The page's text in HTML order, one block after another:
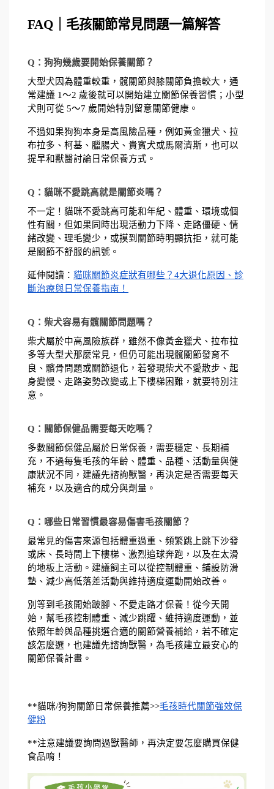
FAQ｜毛孩關節常見問題一篇解答
Q：狗狗幾歲要開始保養關節？
大型犬因為體重較重，髖關節與膝關節負擔較大，通
常建議 1～2 歲後就可以開始建立關節保養習慣；小型
犬則可從 5～7 歲開始特別留意關節健康。
不過如果狗狗本身是高風險品種，例如黃金獵犬、拉
布拉多、柯基、臘腸犬、貴賓犬或馬爾濟斯，也可以
提早和獸醫討論日常保養方式。
Q：貓咪不愛跳高就是關節炎嗎？
不一定！貓咪不愛跳高可能和年紀、體重、環境或個
性有關，但如果同時出現活動力下降、走路僵硬、情
緒改變、理毛變少，或摸到關節時明顯抗拒，就可能
是關節不舒服的訊號。
延伸閱讀： 貓咪關節炎症狀有哪些？4大退化原因、診
斷治療與日常保養指南！
Q：柴犬容易有髖關節問題嗎？
柴犬屬於中高風險族群，雖然不像黃金獵犬、拉布拉
多等大型犬那麼常見，但仍可能出現髖關節發育不
良、髕骨問題或關節退化，若發現柴犬不愛散步、起
身變慢、走路姿勢改變或上下樓梯困難，就要特別注
意。
Q：關節保健品需要每天吃嗎？
多數關節保健品屬於日常保養，需要穩定、長期補
充，不過每隻毛孩的年齡、體重、品種、活動量與健
康狀況不同，建議先諮詢獸醫，再決定是否需要每天
補充，以及適合的成分與劑量。
Q：哪些日常習慣最容易傷害毛孩關節？
最常見的傷害來源包括體重過重、頻繁跳上跳下沙發
或床、長時間上下樓梯、激烈追球奔跑，以及在太滑
的地板上活動。建議飼主可以從控制體重、鋪設防滑
墊、減少高低落差活動與維持適度運動開始改善。
別等到毛孩開始跛腳、不愛走路才保養！從今天開
始，幫毛孩控制體重、減少跳躍、維持適度運動，並
依照年齡與品種挑選合適的關節營養補給，若不確定
該怎麼選，也建議先諮詢獸醫，為毛孩建立最安心的
關節保養計畫。
**貓咪/狗狗關節日常保養推薦>>毛孩時代關節強效保
健粉
**注意建議要詢問過獸醫師，再決定要怎麼購買保健
食品唷！